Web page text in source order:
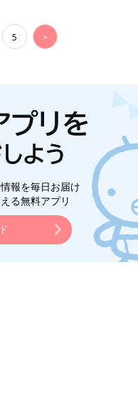
5 >
報を毎日お届け
る無料アプリ